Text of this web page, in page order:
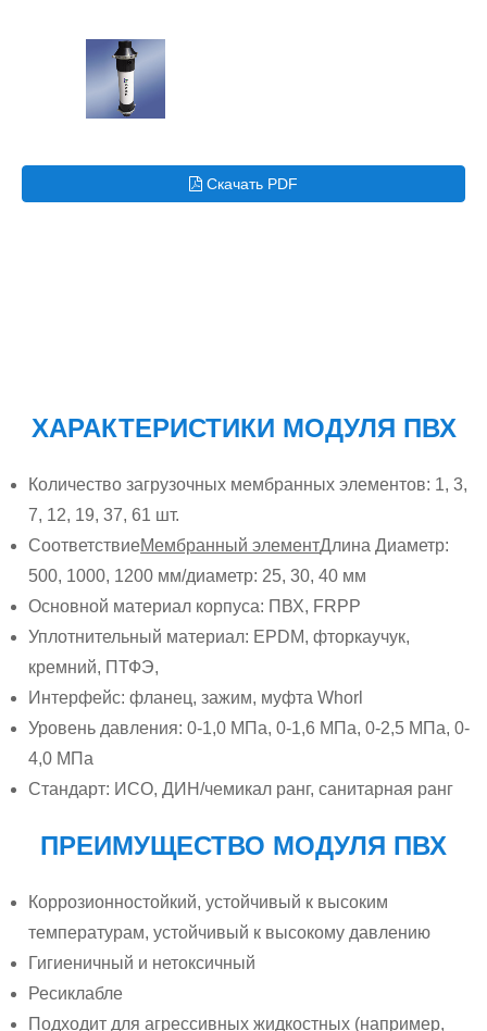
Скачать PDF
ХАРАКТЕРИСТИКИ МОДУЛЯ ПВХ
Количество загрузочных мембранных элементов: 1, 3,
7, 12, 19, 37, 61 шт.
СоответствиеМембранный элементДлина Диаметр:
500, 1000, 1200 мм/диаметр: 25, 30, 40 мм
Основной материал корпуса: ПВХ, FRPP
Уплотнительный материал: EPDM, фторкаучук,
кремний, ПТФЭ,
Интерфейс: фланец, зажим, муфта Whorl
Уровень давления: 0-1,0 МПа, 0-1,6 МПа, 0-2,5 МПа, 0-
4,0 МПа
Стандарт: ИСО, ДИН/чемикал ранг, санитарная ранг
ПРЕИМУЩЕСТВО МОДУЛЯ ПВХ
Коррозионностойкий, устойчивый к высоким
температурам, устойчивый к высокому давлению
Гигиеничный и нетоксичный
Ресиклабле
Подходит для агрессивных жидкостных (например,